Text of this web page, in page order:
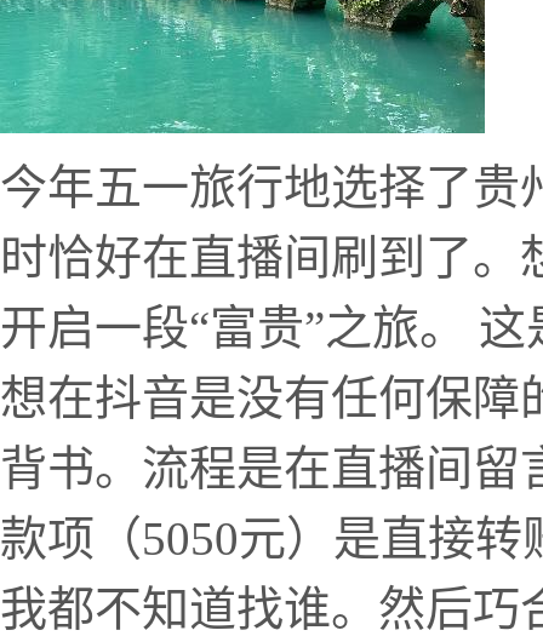
今年五一旅行地选择了贵
时恰好在直播间刷到了
开启一段“富贵”之旅。
想在抖音是没有任何保障
背书。流程是在直播间
款项（5050元）是直接
我都不知道找谁。然后巧